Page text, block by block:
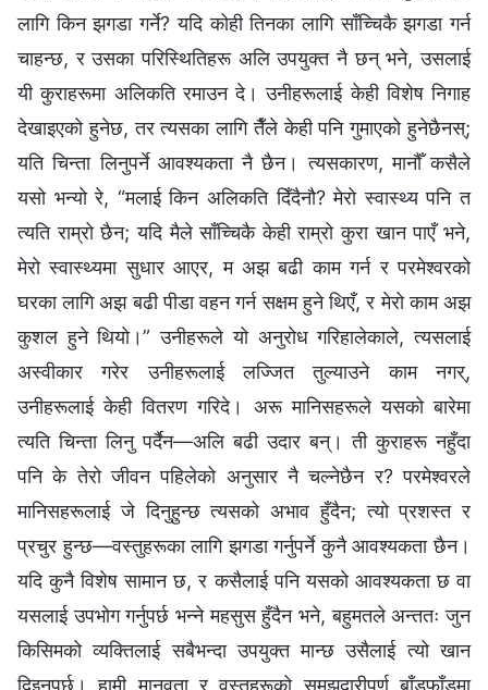
लागि किन झगडा गर्ने? यदि कोही तिनका लागि साँच्चिकै झगडा गर्न
चाहन्छ, र उसका परिस्थितिहरू अलि उपयुक्त नै छन् भने, उसलाई
यी कुराहरूमा अलिकति रमाउन दे। उनीहरूलाई केही विशेष निगाह
देखाइएको हुनेछ, तर त्यसका लागि तैँले केही पनि गुमाएको हुनेछैनस्;
यति चिन्ता लिनुपर्ने आवश्यकता नै छैन। त्यसकारण, मानौँ कसैले
यसो भन्यो रे, “मलाई किन अलिकति दिँदैनौ? मेरो स्वास्थ्य पनि त
त्यति राम्रो छैन; यदि मैले साँच्चिकै केही राम्रो कुरा खान पाएँ भने,
मेरो स्वास्थ्यमा सुधार आएर, म अझ बढी काम गर्न र परमेश्‍वरको
घरका लागि अझ बढी पीडा वहन गर्न सक्षम हुने थिएँ, र मेरो काम अझ
कुशल हुने थियो।” उनीहरूले यो अनुरोध गरिहालेकाले, त्यसलाई
अस्वीकार गरेर उनीहरूलाई लज्जित तुल्याउने काम नगर्,
उनीहरूलाई केही वितरण गरिदे। अरू मानिसहरूले यसको बारेमा
त्यति चिन्ता लिनु पर्दैन—अलि बढी उदार बन्। ती कुराहरू नहुँदा
पनि के तेरो जीवन पहिलेको अनुसार नै चल्नेछैन र? परमेश्‍वरले
मानिसहरूलाई जे दिनुहुन्छ त्यसको अभाव हुँदैन; त्यो प्रशस्त र
प्रचुर हुन्छ—वस्तुहरूका लागि झगडा गर्नुपर्ने कुनै आवश्यकता छैन।
यदि कुनै विशेष सामान छ, र कसैलाई पनि यसको आवश्यकता छ वा
यसलाई उपभोग गर्नुपर्छ भन्‍ने महसुस हुँदैन भने, बहुमतले अन्ततः जुन
किसिमको व्यक्तिलाई सबैभन्दा उपयुक्त मान्छ उसैलाई त्यो खान
दिइनुपर्छ। हामी मानवता र वस्तुहरूको समझदारीपूर्ण बाँडफाँडमा